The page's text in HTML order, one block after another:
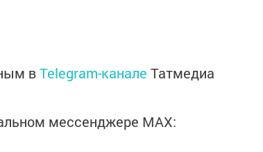
вTelegram-канале Татмедиа
мессенджере MАХ: